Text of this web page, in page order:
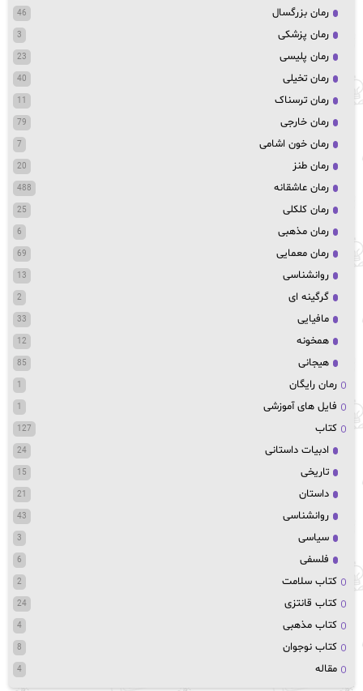
رمان بزرگسال 46
رمان پزشکی 3
رمان پلیسی 23
رمان تخیلی 40
رمان ترسناک 11
رمان خارجی 79
رمان خون اشامی 7
رمان طنز 20
رمان عاشقانه 488
رمان کلکلی 25
رمان مذهبی 6
رمان معمایی 69
روانشناسی 13
گرگینه ای 2
مافیایی 33
همخونه 12
هیجانی 85
رمان رایگان 1
فایل های آموزشی 1
کتاب 127
ادبیات داستانی 24
تاریخی 15
داستان 21
روانشناسی 43
سیاسی 3
فلسفی 6
کتاب سلامت 2
کتاب قانتزی 24
کتاب مذهبی 4
کتاب نوجوان 8
مقاله 4